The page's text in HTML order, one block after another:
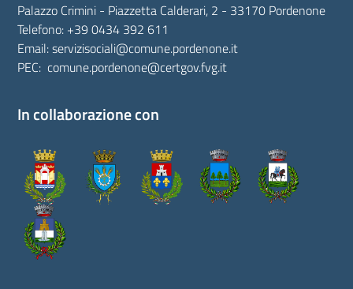
Palazzo Crimini - Piazzetta Calderari, 2 - 33170 Pordenone
Telefono: +39 0434 392 611
Email:servizisociali@comune.pordenone.it
PEC: comune.pordenone@certgov.fvg.it
In collaborazione con